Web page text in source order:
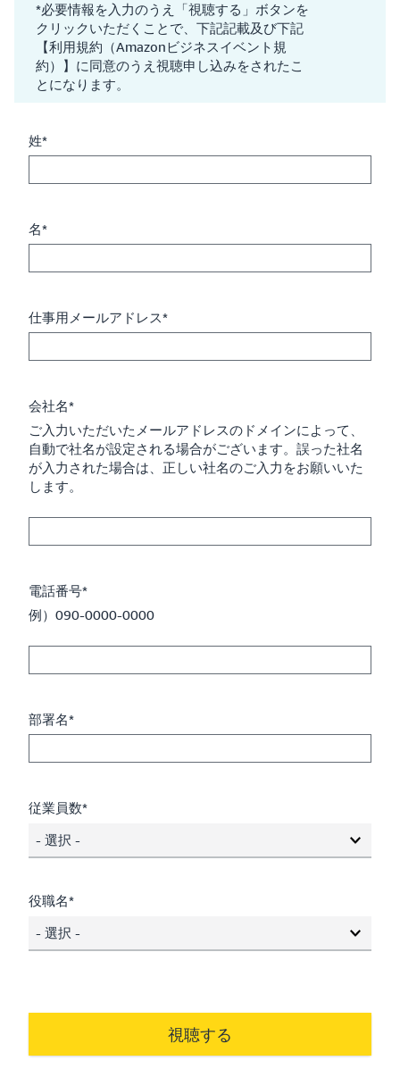
*必要情報を入力のうえ「視聴する」ボタンを
クリックいただくことで、下記記載及び下記
【利用規約（Amazonビジネスイベント規
約）】に同意のうえ視聴申し込みをされたこ
とになります。
姓*
名*
仕事用メールアドレス*
会社名*
ご入力いただいたメールアドレスのドメインによって、
自動で社名が設定される場合がございます。誤った社名
が入力された場合は、正しい社名のご入力をお願いいた
します。
電話番号*
例）090-0000-0000
部署名*
従業員数*
- 選択 -
役職名*
- 選択 -
視聴する